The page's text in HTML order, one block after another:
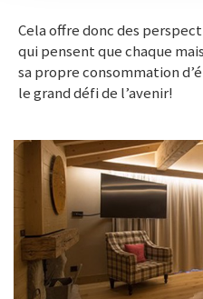
Cela offre donc des
qui pensent que chaque
sa propre consommation
le grand défi de l’avenir!